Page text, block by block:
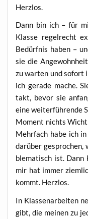
Herzlos.
Dann bin ich – für
Klas­se regel­recht
Bedürf­nis haben –
sie die
zu war­ten und sofort
ich gera­de mache.
takt, bevor sie
eine wei­ter­füh­ren­de
Moment nichts
Mehr­fach habe ich
dar­über
ble­ma­tisch ist. Dann
mir hat immer
kommt. Herzlos.
In Klas­sen­ar­bei­ten
gibt, die mei­nen zu